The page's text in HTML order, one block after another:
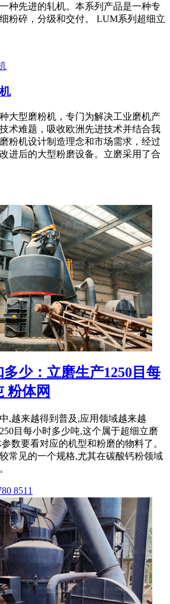
种先进的轧机。本系列产品是一种专
粉碎，分级和交付。 LUM系列超细立
大型磨粉机，专门为解决工业磨机产
术难题，吸收欧洲先进技术并结合我
粉机设计制造理念和市场需求，经过
进后的大型粉磨设备。立磨采用了合
少：立磨生产1250目每
粉体网
,越来越得到普及,应用领域越来越
目每小时多少吨,这个属于超细立磨
数要看对应的机型和粉磨的物料了。
常见的一个规格,尤其在碳酸钙粉领域
8511